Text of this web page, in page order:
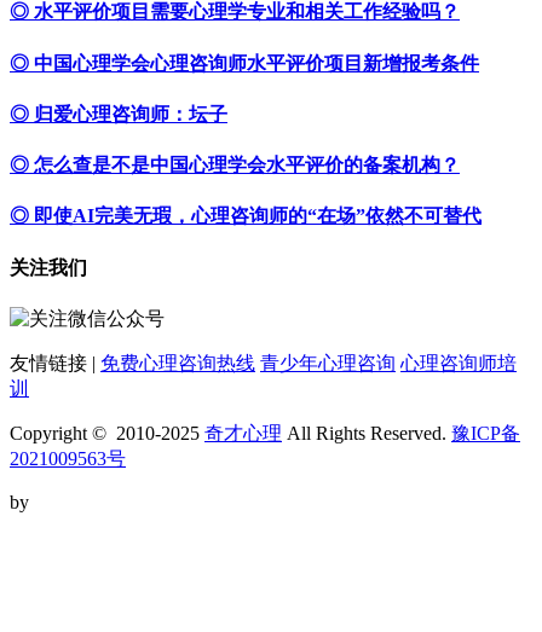
◎ 水平评价项目需要心理学专业和相关工作经验吗？
◎ 中国心理学会心理咨询师水平评价项目新增报考条件
◎ 归爱心理咨询师：坛子
◎ 怎么查是不是中国心理学会水平评价的备案机构？
◎ 即使AI完美无瑕，心理咨询师的“在场”依然不可替代
关注我们
友情链接 | 免费心理咨询热线 青少年心理咨询 心理咨询师培
训
Copyright © 2010-2025 奇才心理 All Rights Reserved. 豫ICP备
2021009563号
by